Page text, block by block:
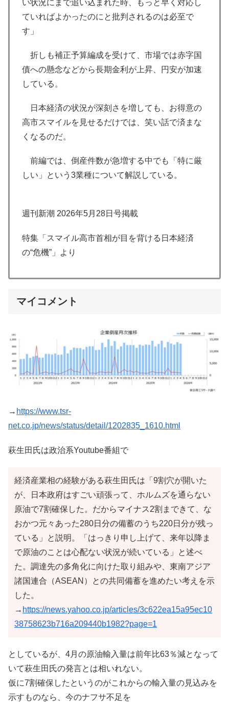
い状況にまで追い込まれた時、もっと早く対応し
ていればよかったのにと批判されるのは必至で
す」
折しも補正予算編成を受けて、市場では赤字国
債への懸念などから長期金利が上昇、円安が加速
している。
日本経済の状況が深刻さを増しても、お得意の
高市スマイルを見せるだけでは、笑い話で済まな
くなるのだ。
前編では、倒産件数が急増する中でも「特に厳
しい」という3業種について解説している。
週刊新潮 2026年5月28日号掲載
特集「スマイル高市首相が目を背ける日本経済
の“危機”」より
マイコメント
→ https://www.tsr-
net.co.jp/news/status/detail/1202835_1610.html
萩生田氏は政治系Youtube番組で
経済産業相の経験がある萩生田氏は「9割穴が開いた
が、日本政府はすごい頑張って、ホルムズを通らない
原油で7割確保した。だからマイナス2割まできて、な
おかつ元々あった280日分の備蓄のうち220日分が残っ
ている」と説明。「はっきり申し上げて、来年以降ま
で原油のことは心配ない状況が続いている」と述べ
た。調達先の多角化に向けた取り組みや、東南アジア
諸国連合（ASEAN）との共同備蓄を進めたい考えを示
した。
→ https://news.yahoo.co.jp/articles/3c622ea15a95ec10
38758623b716a209440b1982?page=1
としているが、4月の原油輸入量は前年比63％減となって
いて萩生田氏の発言とは相いれない。
仮に7割確保したというのがこれからの輸入量の見込みを
示すものなら、今のナフサ不足を